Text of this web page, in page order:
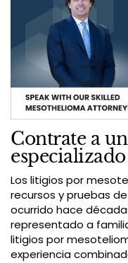
Contrate a
Los litigios por
recursos y pruebas
ocurrido hace
representado a
litigios por
experiencia